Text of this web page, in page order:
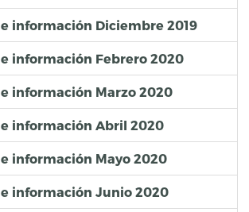
información Diciembre 2019
información Febrero 2020
información Marzo 2020
información Abril 2020
información Mayo 2020
información Junio 2020